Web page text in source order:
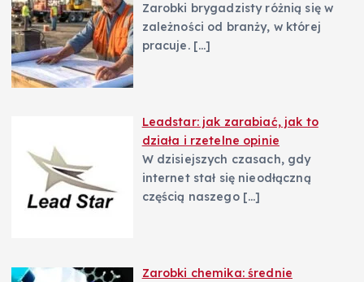
Zarobki brygadzisty różnią się w
zależności od branży, w której
pracuje. […]
Leadstar: jak zarabiać, jak to
działa i rzetelne opinie
W dzisiejszych czasach, gdy
internet stał się nieodłączną
częścią naszego […]
Zarobki chemika: średnie